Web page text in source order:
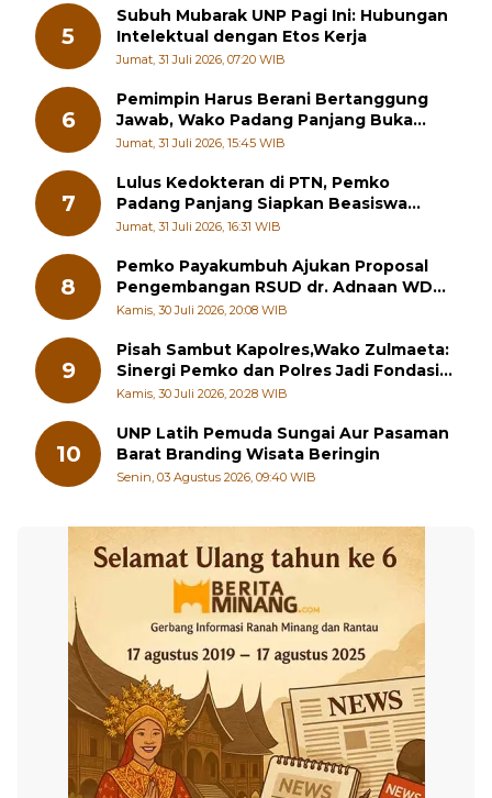
5
Subuh Mubarak UNP Pagi Ini: Hubungan
Intelektual dengan Etos Kerja
Jumat, 31 Juli 2026, 07:20 WIB
6
Pemimpin Harus Berani Bertanggung
Jawab, Wako Padang Panjang Buka
Pelatihan Kepemimpinan Pelajar
Jumat, 31 Juli 2026, 15:45 WIB
7
Lulus Kedokteran di PTN, Pemko
Padang Panjang Siapkan Beasiswa
Penuh
Jumat, 31 Juli 2026, 16:31 WIB
8
Pemko Payakumbuh Ajukan Proposal
Pengembangan RSUD dr. Adnaan WD
kepada Kementerian Kesehatan
Kamis, 30 Juli 2026, 20:08 WIB
9
Pisah Sambut Kapolres,Wako Zulmaeta:
Sinergi Pemko dan Polres Jadi Fondasi
Stabilitas Pembangunan
Kamis, 30 Juli 2026, 20:28 WIB
10
UNP Latih Pemuda Sungai Aur Pasaman
Barat Branding Wisata Beringin
Senin, 03 Agustus 2026, 09:40 WIB